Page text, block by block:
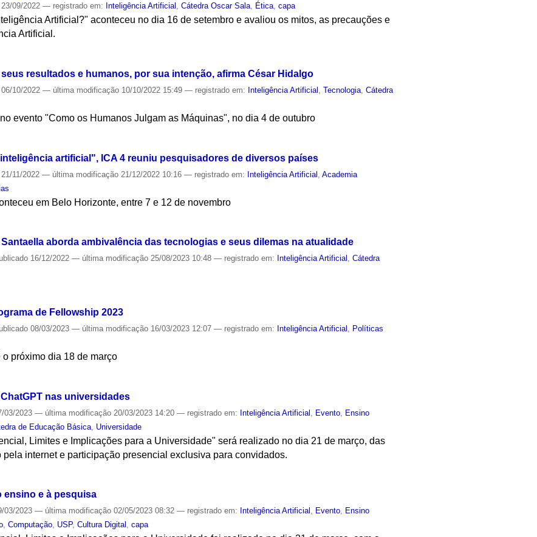
23/09/2022— registrado em: Inteligência Artificial ,Cátedra Oscar Sala, Ética,capa
Artificial?" aconteceu no dia 16 de setembro e avaliou os mitos, as precauções e
Artificial.
resultados e humanos, por sua intenção, afirma César Hidalgo
06/10/2022— última modificação 10/10/2022 15:49— registrado em: Inteligência Artificial ,Tecnologia ,Cátedra
evento "Como os Humanos Julgam as Máquinas", no dia 4 de outubro
artificial", ICA 4 reuniu pesquisadores de diversos países
21/11/2022— última modificação 21/12/2022 10:16— registrado em: Inteligência Artificial ,Academia
em Belo Horizonte, entre 7 e 12 de novembro
aborda ambivalência das tecnologias e seus dilemas na atualidade
16/12/2022— última modificação 25/08/2023 10:48— registrado em: Inteligência Artificial ,Cátedra
de Fellowship 2023
08/03/2023— última modificação 16/03/2023 12:07— registrado em: Inteligência Artificial
Políticas
o próximo dia 18 de março
nas universidades
03/2023— última modificação 20/03/2023 14:20— registrado em: Inteligência Artificial Evento Ensino
de Educação Básica Universidade
Limites e Implicações para a Universidade" será realizado no dia 21 de março, das
pela internet e participação presencial exclusiva para convidados.
ensino e à pesquisa
03/2023— última modificação 02/05/2023 08:32— registrado em: Inteligência Artificial , Evento, Ensino
,Computação, USP,Cultura Digital ,capa